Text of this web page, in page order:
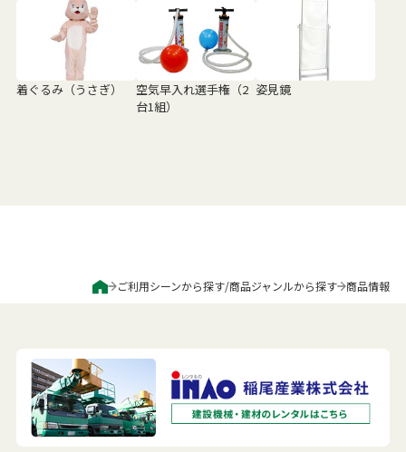
着ぐるみ（うさぎ）
空気早入れ選手権（2
台1組）
姿見鏡
ご利用シーンから探す/商品ジャンルから探す 商品情報